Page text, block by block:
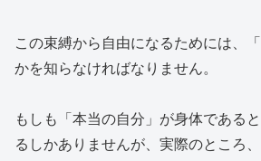
この束縛から自由になるためには、
かを知らなければなりません。
もしも「本当の自分」が身体である
るしかありませんが、実際のところ